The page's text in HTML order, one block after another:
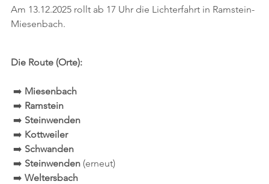
Am 13.12.2025 rollt ab 17 Uhr die Lichterfahrt in Ramstein-
Miesenbach.
Die Route (Orte):
➡️ Miesenbach
➡️ Ramstein
➡️ Steinwenden
➡️ Kottweiler
➡️ Schwanden
➡️ Steinwenden (erneut)
➡️ Weltersbach